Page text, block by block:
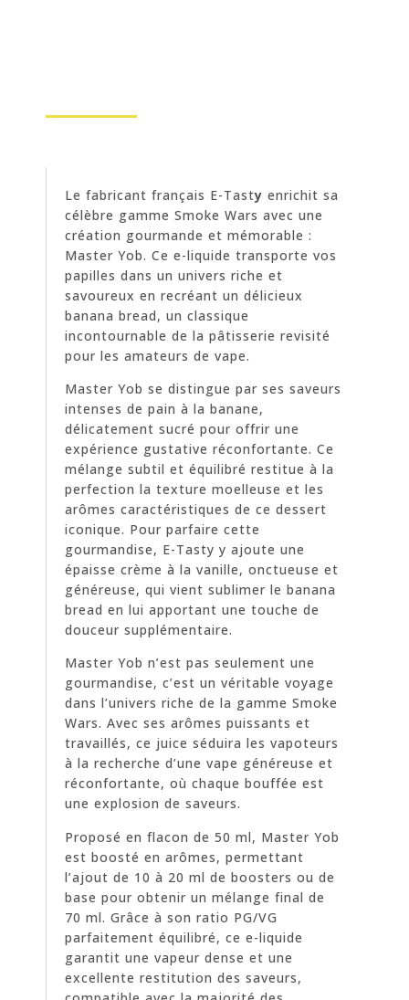
Le fabricant français E-Tasty enrichit sa
célèbre gamme Smoke Wars avec une
création gourmande et mémorable :
Master Yob. Ce e-liquide transporte vos
papilles dans un univers riche et
savoureux en recréant un délicieux
banana bread, un classique
incontournable de la pâtisserie revisité
pour les amateurs de vape.
Master Yob se distingue par ses saveurs
intenses de pain à la banane,
délicatement sucré pour offrir une
expérience gustative réconfortante. Ce
mélange subtil et équilibré restitue à la
perfection la texture moelleuse et les
arômes caractéristiques de ce dessert
iconique. Pour parfaire cette
gourmandise, E-Tasty y ajoute une
épaisse crème à la vanille, onctueuse et
généreuse, qui vient sublimer le banana
bread en lui apportant une touche de
douceur supplémentaire.
Master Yob n’est pas seulement une
gourmandise, c’est un véritable voyage
dans l’univers riche de la gamme Smoke
Wars. Avec ses arômes puissants et
travaillés, ce juice séduira les vapoteurs
à la recherche d’une vape généreuse et
réconfortante, où chaque bouffée est
une explosion de saveurs.
Proposé en flacon de 50 ml, Master Yob
est boosté en arômes, permettant
l’ajout de 10 à 20 ml de boosters ou de
base pour obtenir un mélange final de
70 ml. Grâce à son ratio PG/VG
parfaitement équilibré, ce e-liquide
garantit une vapeur dense et une
excellente restitution des saveurs,